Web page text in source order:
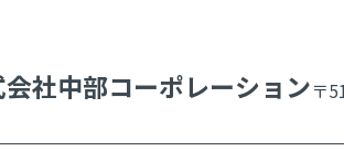
社中部コーポレーション〒